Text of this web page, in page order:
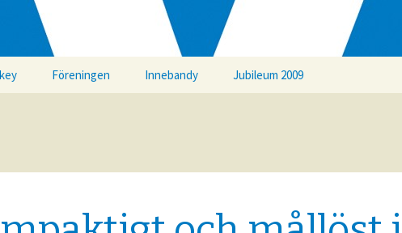
Föreningen Innebandy Jubileum 2009